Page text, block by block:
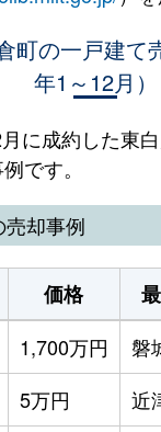
町の一戸建て
年1～12月）
に成約した東
です。
却事例
価格
1,700万円 磐
5万円 近